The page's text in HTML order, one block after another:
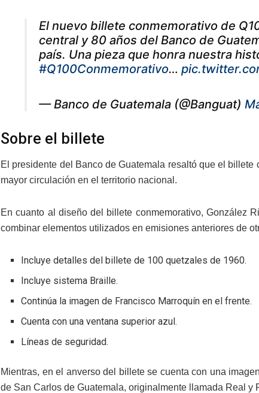
El nuevo billete conmemorativo de
central y 80 años del Banco de
país. Una pieza que honra nuestra
#Q100Conmemorativo…
— Banco de Guatemala (@Banguat)
Sobre el billete
El presidente del Banco de Guatemala resaltó que el
mayor circulación en el territorio nacional.
En cuanto al diseño del billete conmemorativo, González
combinar elementos utilizados en emisiones anteriores de
Incluye detalles del billete de 100 quetzales de 1960.
Incluye sistema Braille.
Continúa la imagen de Francisco Marroquín en el frente.
Cuenta con una ventana superior azul.
Líneas de seguridad.
Mientras, en el anverso del billete se cuenta con una
de San Carlos de Guatemala, originalmente llamada Real